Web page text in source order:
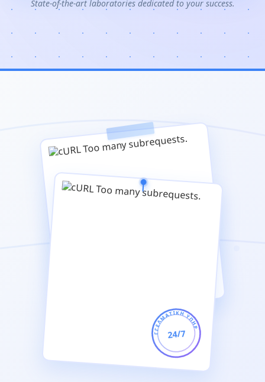
State-of-the-art laboratories dedicated to your success.
ΕΠΑΓΓΕΛΜΑΤΙΚΗ ΥΠΗΡΕΣΙΑ
24/7